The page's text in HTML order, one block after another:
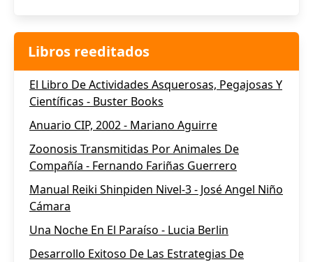
Libros reeditados
El Libro De Actividades Asquerosas, Pegajosas Y
Científicas - Buster Books
Anuario CIP, 2002 - Mariano Aguirre
Zoonosis Transmitidas Por Animales De
Compañía - Fernando Fariñas Guerrero
Manual Reiki Shinpiden Nivel-3 - José Angel Niño
Cámara
Una Noche En El Paraíso - Lucia Berlin
Desarrollo Exitoso De Las Estrategias De